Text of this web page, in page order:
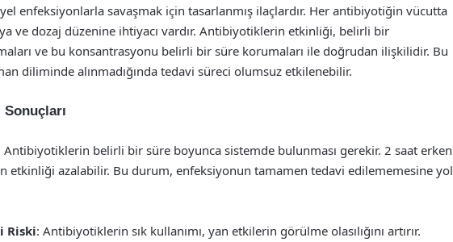
enfeksiyonlarla savaşmak için tasarlanmış ilaçlardır. Her antibiyotiğin vücutta
ve dozaj düzenine ihtiyacı vardır. Antibiyotiklerin etkinliği, belirli bir
ve bu konsantrasyonu belirli bir süre korumaları ile doğrudan ilişkilidir. Bu
diliminde alınmadığında tedavi süreci olumsuz etkilenebilir.
Sonuçları
Antibiyotiklerin belirli bir süre boyunca sistemde bulunması gerekir. 2 saat erken
etkinliği azalabilir. Bu durum, enfeksiyonun tamamen tedavi edilememesine yol
Riski: Antibiyotiklerin sık kullanımı, yan etkilerin görülme olasılığını artırır.